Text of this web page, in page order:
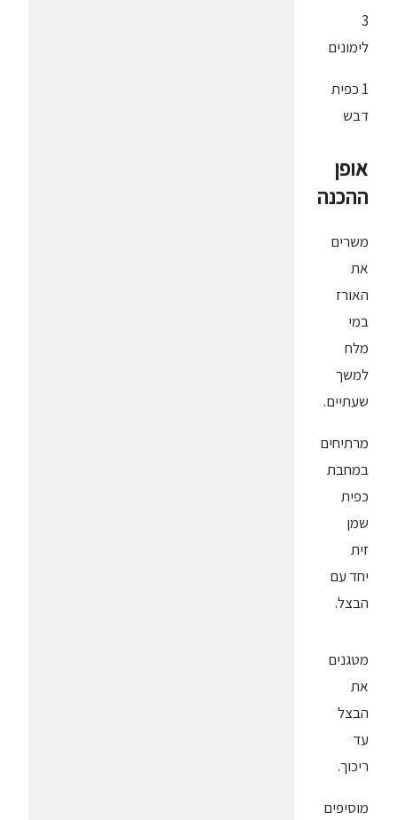
3
לימונים
1 כפית
דבש
אופן
ההכנה
משרים
את
האורז
במי
מלח
למשך
שעתיים.
מרתיחים
במחבת
כפית
שמן
זית
יחד עם
הבצל.
מטגנים
את
הבצל
עד
ריכוך.
מוסיפים